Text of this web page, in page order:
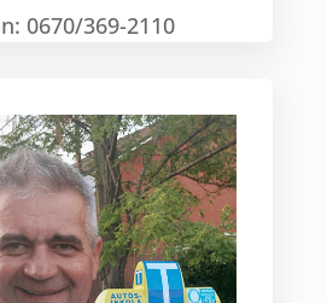
0670/369-2110